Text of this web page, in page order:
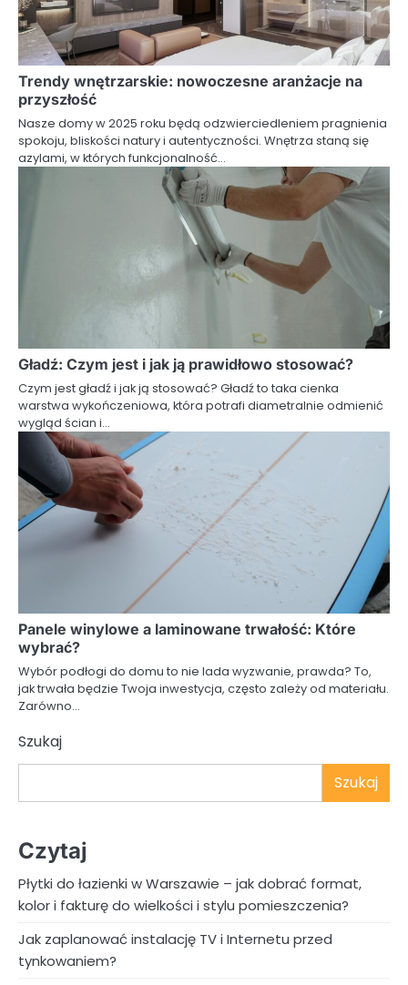
Trendy wnętrzarskie: nowoczesne aranżacje na
przyszłość
Nasze domy w 2025 roku będą odzwierciedleniem pragnienia
spokoju, bliskości natury i autentyczności. Wnętrza staną się
azylami, w których funkcjonalność…
Gładź: Czym jest i jak ją prawidłowo stosować?
Czym jest gładź i jak ją stosować? Gładź to taka cienka
warstwa wykończeniowa, która potrafi diametralnie odmienić
wygląd ścian i…
Panele winylowe a laminowane trwałość: Które
wybrać?
Wybór podłogi do domu to nie lada wyzwanie, prawda? To,
jak trwała będzie Twoja inwestycja, często zależy od materiału.
Zarówno…
Szukaj
Szukaj
Czytaj
Płytki do łazienki w Warszawie – jak dobrać format,
kolor i fakturę do wielkości i stylu pomieszczenia?
Jak zaplanować instalację TV i Internetu przed
tynkowaniem?